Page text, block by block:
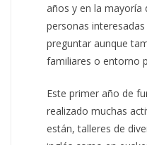
años y en la mayoría
personas
preguntar aunque
familiares o entorno
Este primer año de
realizado muchas
están, talleres de